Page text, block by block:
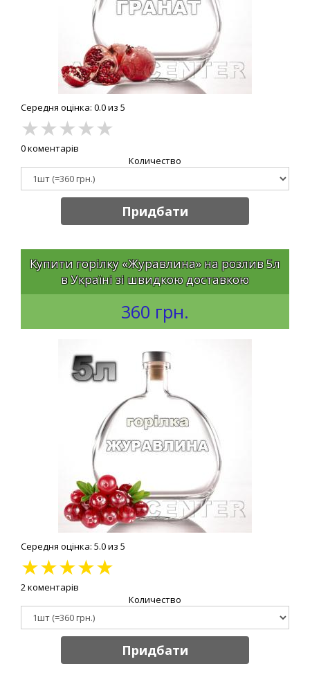
Середня оцінка: 0.0 из 5
★★★★★
0 коментарів
Количество
Придбати
Купити горілку «Журавлина» на розлив 5л
в Україні зі швидкою доставкою
360 грн.
Середня оцінка: 5.0 из 5
★★★★★
2 коментарів
Количество
Придбати